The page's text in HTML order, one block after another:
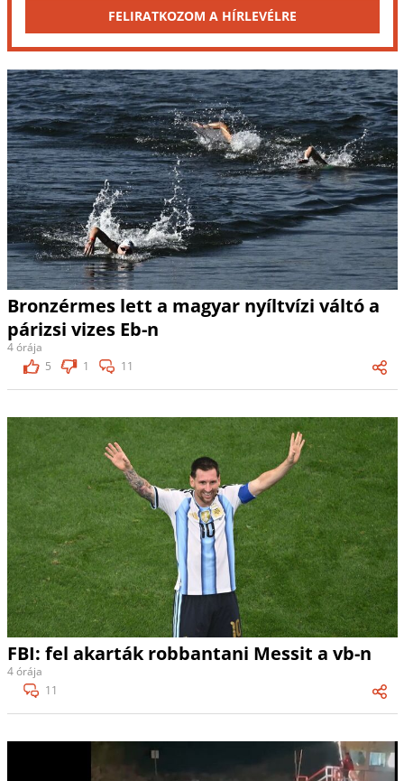
FELIRATKOZOM A HÍRLEVÉLRE
Bronzérmes lett a magyar nyíltvízi váltó a
párizsi vizes Eb-n
4 órája
5
1 11
FBI: fel akarták robbantani Messit a vb-n
4 órája
11